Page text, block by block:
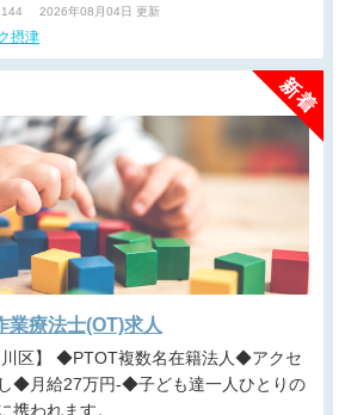
2026年08月04日 更新
摂津
業療法士(OT)求人
法人◆アクセ
◆月給27万円-◆子ども達一人ひとりの
携われます。